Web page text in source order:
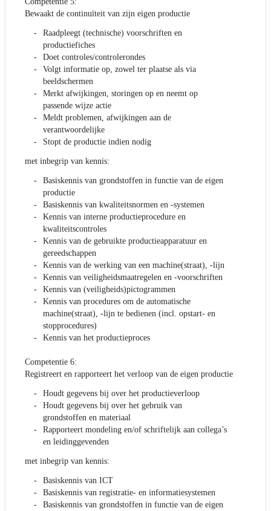
Bewaakt de continuïteit van zijn eigen productie
Raadpleegt (technische) voorschriften en
productiefiches
Doet controles/controlerondes
Volgt informatie op, zowel ter plaatse als via
beeldschermen
Merkt afwijkingen, storingen op en neemt op
passende wijze actie
Meldt problemen, afwijkingen aan de
verantwoordelijke
Stopt de productie indien nodig
met inbegrip van kennis:
Basiskennis van grondstoffen in functie van de eigen
productie
Basiskennis van kwaliteitsnormen en -systemen
Kennis van interne productieprocedure en
kwaliteitscontroles
Kennis van de gebruikte productieapparatuur en
gereedschappen
Kennis van de werking van een machine(straat), -lijn
Kennis van veiligheidsmaatregelen en -voorschriften
Kennis van (veiligheids)pictogrammen
Kennis van procedures om de automatische
machine(straat), -lijn te bedienen (incl. opstart- en
stopprocedures)
Kennis van het productieproces
Competentie 6:
Registreert en rapporteert het verloop van de eigen productie
Houdt gegevens bij over het productieverloop
Houdt gegevens bij over het gebruik van
grondstoffen en materiaal
Rapporteert mondeling en/of schriftelijk aan collega’s
en leidinggevenden
met inbegrip van kennis:
Basiskennis van ICT
Basiskennis van registratie- en informatiesystemen
Basiskennis van grondstoffen in functie van de eigen